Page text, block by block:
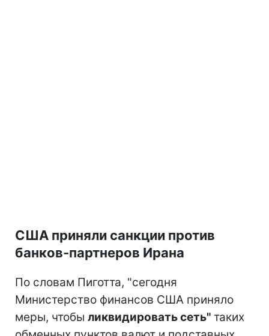
США приняли санкции против
банков-партнеров Ирана
По словам Пиготта, "сегодня
Министерство финансов США приняло
меры, чтобы ликвидировать сеть" таких